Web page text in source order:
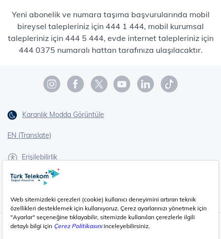
Yeni abonelik ve numara taşıma başvurularında mobil
bireysel talepleriniz için 444 1 444, mobil kurumsal
talepleriniz için 444 5 444, evde internet talepleriniz için
444 0375 numaralı hattan tarafınıza ulaşılacaktır.
Karanlık Modda Görüntüle
EN (Translate)
Erişilebilirlik
İşaret Dili Çevirisi